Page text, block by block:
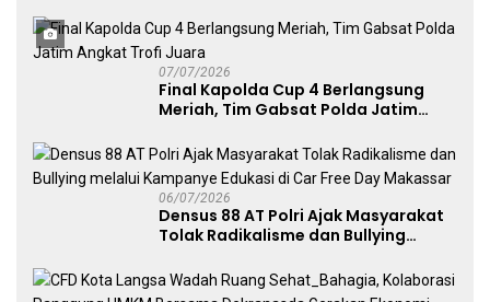
Penggunaan Senjata Api
07/07/2026
Final Kapolda Cup 4 Berlangsung
Meriah, Tim Gabsat Polda Jatim
06/07/2026
Densus 88 AT Polri Ajak Masyarakat
Tolak Radikalisme dan Bullying
Free Day Makassar